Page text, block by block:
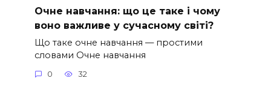
Очне навчання: що це таке і чому
воно важливе у сучасному світі?
Що таке очне навчання — простими
словами Очне навчання
0 32